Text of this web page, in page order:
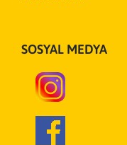
SOSYAL MEDYA